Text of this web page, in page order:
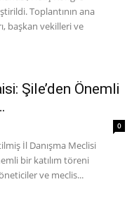
Toplantının ana
başkan vekilleri ve
Şile’den Önemli
0
İl Danışma Meclisi
bir katılım töreni
ve meclis...